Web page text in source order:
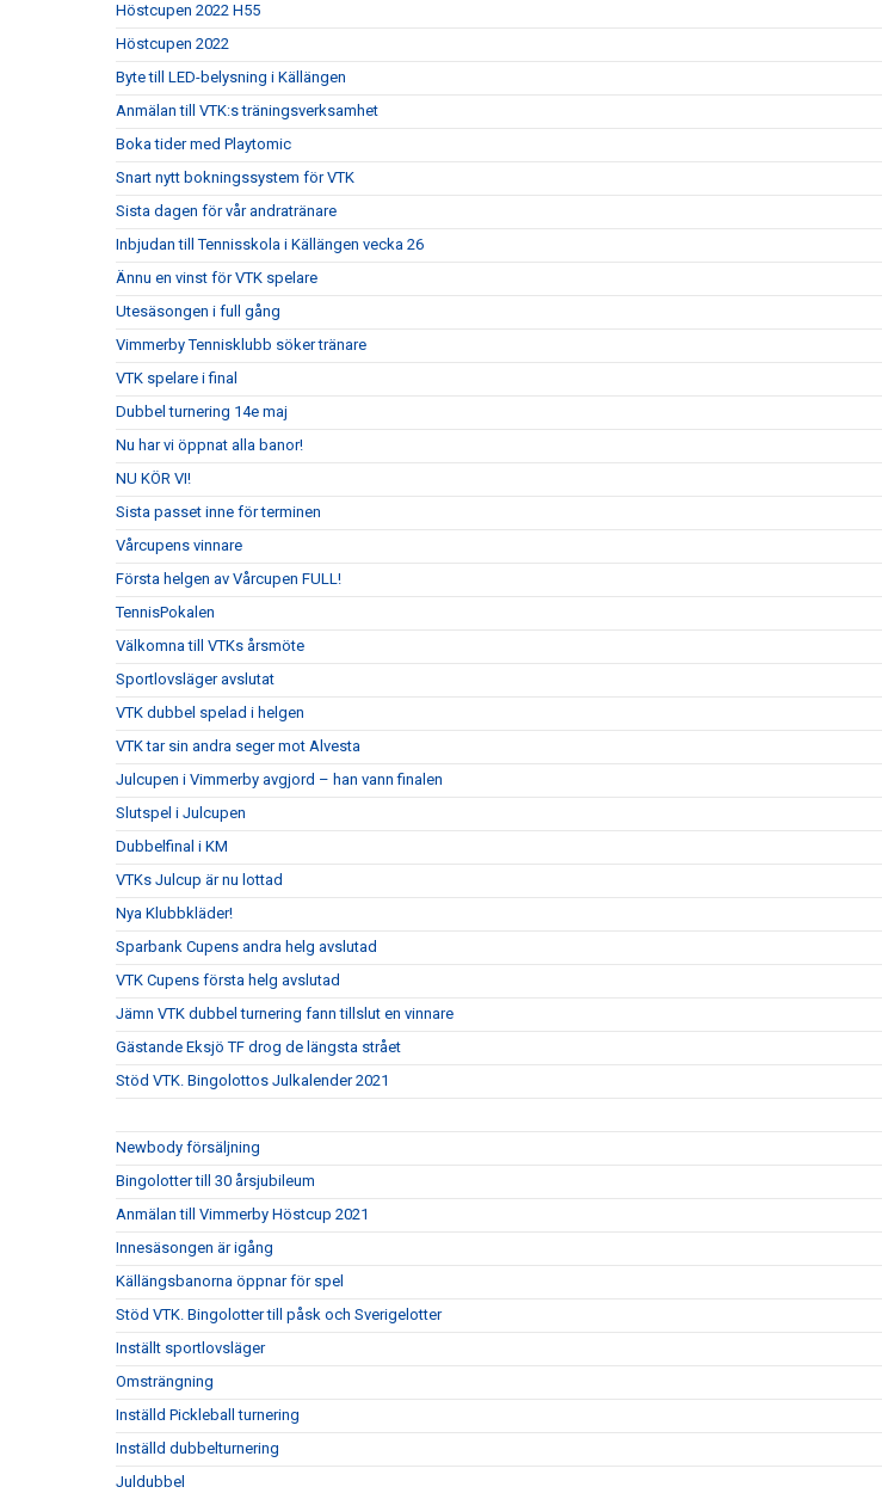
Höstcupen 2022 H55
Höstcupen 2022
Byte till LED-belysning i Källängen
Anmälan till VTK:s träningsverksamhet
Boka tider med Playtomic
Snart nytt bokningssystem för VTK
Sista dagen för vår andratränare
Inbjudan till Tennisskola i Källängen vecka 26
Ännu en vinst för VTK spelare
Utesäsongen i full gång
Vimmerby Tennisklubb söker tränare
VTK spelare i final
Dubbel turnering 14e maj
Nu har vi öppnat alla banor!
NU KÖR VI!
Sista passet inne för terminen
Vårcupens vinnare
Första helgen av Vårcupen FULL!
TennisPokalen
Välkomna till VTKs årsmöte
Sportlovsläger avslutat
VTK dubbel spelad i helgen
VTK tar sin andra seger mot Alvesta
Julcupen i Vimmerby avgjord – han vann finalen
Slutspel i Julcupen
Dubbelfinal i KM
VTKs Julcup är nu lottad
Nya Klubbkläder!
Sparbank Cupens andra helg avslutad
VTK Cupens första helg avslutad
Jämn VTK dubbel turnering fann tillslut en vinnare
Gästande Eksjö TF drog de längsta strået
Stöd VTK. Bingolottos Julkalender 2021
Newbody försäljning
Bingolotter till 30 årsjubileum
Anmälan till Vimmerby Höstcup 2021
Innesäsongen är igång
Källängsbanorna öppnar för spel
Stöd VTK. Bingolotter till påsk och Sverigelotter
Inställt sportlovsläger
Omsträngning
Inställd Pickleball turnering
Inställd dubbelturnering
Juldubbel